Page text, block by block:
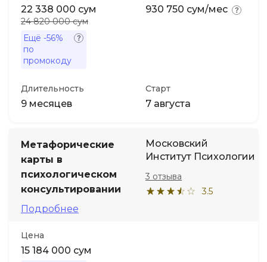
22 338 000 сум
24 820 000 сум
Ещё -56%
по
промокоду
930 750 сум/мес
Длительность
9 месяцев
Старт
7 августа
Метафорические
карты в
психологическом
консультировании
Подробнее
Московский
Институт Психологии
3.5
3 отзыва
Цена
15 184 000 сум